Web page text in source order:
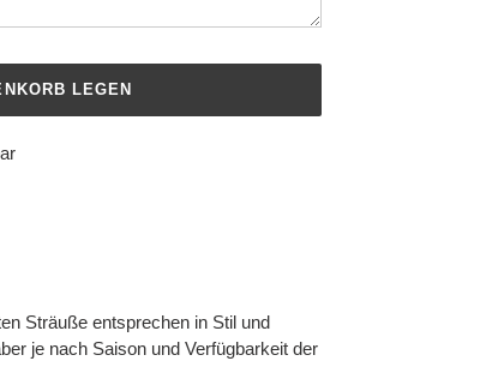
LEGEN
Sträuße entsprechen in Stil und
je nach Saison und Verfügbarkeit der